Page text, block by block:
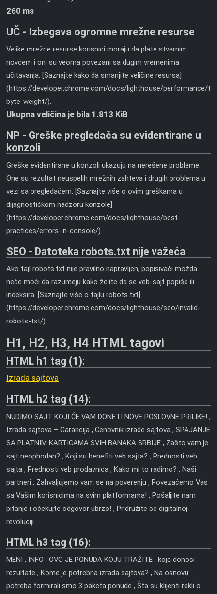
260 ms
UČ - Izbegava ogromne mrežne resurse
Velike mrežne resurse korisnici moraju da plate stvarnim
novcem i oni su veoma povezani sa dugim vremenima
učitavanja. [Saznajte kako da smanjite veličine resursa]
(https://developer.chrome.com/docs/lighthouse/performance/
byte-weight/).
Ukupna veličina je bila 1.813 KiB
NP - Greške pregledača su evidentirane u
konzoli
Greške evidentirane u konzoli ukazuju na nerešene probleme.
One su rezultat neuspelih mrežnih zahteva i drugih problema u
vezi sa pregledačem. [Saznajte više o ovim greškama u
dijagnostičkom nadzoru konzole]
(https://developer.chrome.com/docs/lighthouse/best-
practices/errors-in-console/)
SEO - Datoteka robots.txt nije važeća
Ako fajl robots.txt nije pravilno napravljen, popisivači možda
neće moći da razumeju kako želite da se veb-sajt popiše ili
indeksira. [Saznajte više o fajlu robots.txt]
(https://developer.chrome.com/docs/lighthouse/seo/invalid-
robots-txt/).
H1, H2, H3, H4 HTML tagovi
HTML h1 tag (1):
Izrada sajtova
HTML h2 tag (14):
NUDIMO SAJT KOJI ĆE VAM DONETI NOVE POSLOVNE PRILIKE! ,
Izrada sajtova – Garancija , Cenovnik izrade sajtova , SPAJANJE
SA PLATNIM KARTICAMA SVIH BANAKA SRBIJE , Zašto vam je
sajt neophodan? , Koji su benefiti veb sajta? , Prednosti veb
sajta , Prednosti veb prodavnica , Kako mi to radimo? , Naši
partneri , Zahvaljujemo vam se na poverenju , Povezaćemo Vas
sa Vašim korisnicima na svim platformama! , Pošaljite nam
pitanje i očekujte odgovor ubrzo! , Pridružite se digitalnoj
revoluciji
HTML h3 tag (16):
MENI , INFO , OVO JE PONUDA KOJU TRAŽITE , koja donosi
rezultate , Kome je potrebna izrada sajtova? , Na osnovu
potreba formirali smo 3 paketa ponude , Šta su klijenti rekli o